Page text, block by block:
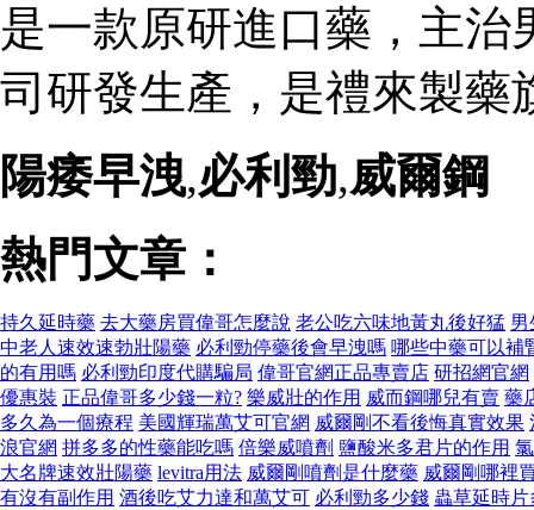
是一款原研進口藥，主
司研發生產，是禮來製藥
陽痿早洩,必利勁,威爾鋼
熱門文章：
持久延時藥 去大藥房買偉哥怎麼說 老公吃六味地黃丸後好猛 男
中老人速效速勃壯陽藥 必利勁停藥後會早洩嗎 哪些中藥可以補
的有用嗎 必利勁印度代購騙局 偉哥官網正品專賣店 研招網官網
優惠裝 正品偉哥多少錢一粒? 樂威壯的作用 威而鋼哪兒有賣 藥
多久為一個療程 美國輝瑞萬艾可官網 威爾剛不看後悔真實效果
浪官網 拼多多的性藥能吃嗎 倍樂威噴劑 鹽酸米多君片的作用
大名牌速效壯陽藥 levitra用法 威爾剛噴劑是什麼藥 威爾剛哪裡
有沒有副作用 酒後吃艾力達和萬艾可 必利勁多少錢 蟲草延時